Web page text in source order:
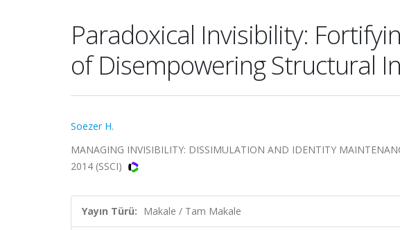
Paradoxical Invisibility:
of Disempowering Structural
Soezer H.
MANAGING INVISIBILITY: DISSIMULATION AND IDENTITY
2014 (SSCI)
Yayın Türü: Makale / Tam Makale